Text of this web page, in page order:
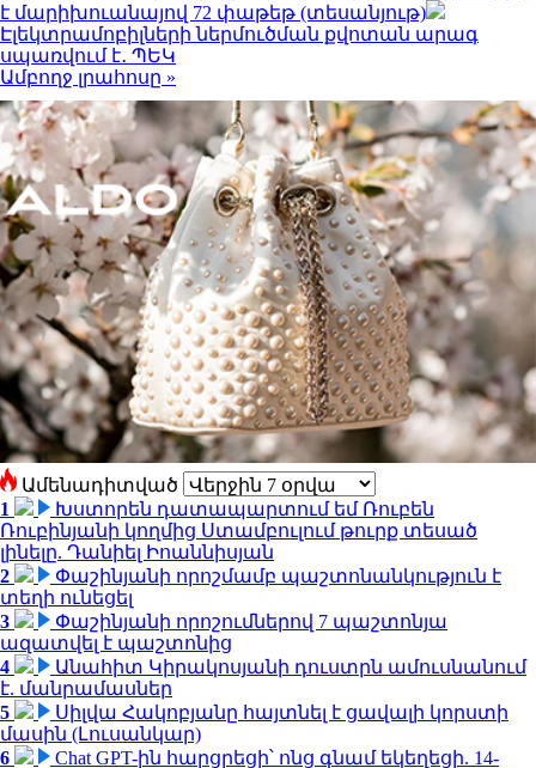
է մարիխուանայով 72 փաթեթ (տեսանյութ)
Էլեկտրամոբիլների ներմուծման քվոտան արագ
սպառվում է․ ՊԵԿ
Ամբողջ լրահոսը »
Ամենադիտված
1
Խստորեն դատապարտում եմ Ռուբեն
Ռուբինյանի կողմից Ստամբուլում թուրք տեսած
լինելը. Դանիել Իոաննիսյան
2
Փաշինյանի որոշմամբ պաշտոնանկություն է
տեղի ունեցել
3
Փաշինյանի որոշումներով 7 պաշտոնյա
ազատվել է պաշտոնից
4
Անահիտ Կիրակոսյանի դուստրն ամուսնանում
է. մանրամասներ
5
Սիլվա Հակոբյանը հայտնել է ցավալի կորստի
մասին (Լուսանկար)
6
Chat GPT-ին հարցրեցի՝ ոնց գնամ եկեղեցի. 14-